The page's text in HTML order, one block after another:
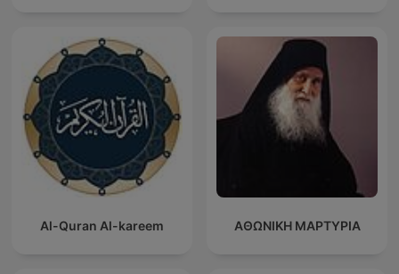
Al-Quran Al-kareem ΑΘΩΝΙΚΗ ΜΑΡΤΥΡΙΑ